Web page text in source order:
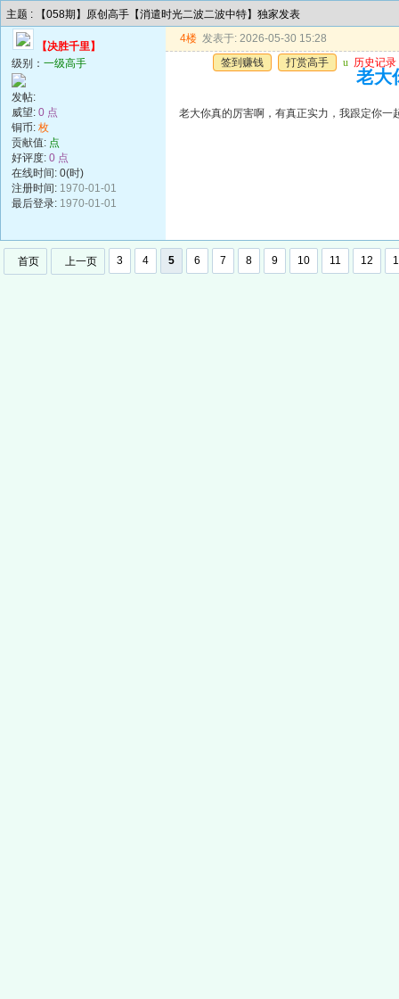
主题 : 【058期】原创高手【消遣时光二波二波中特】独家发表
【决胜千里】
级别： 一级高手
发帖:
威望: 0 点
铜币: 枚
贡献值: 点
好评度: 0 点
在线时间: 0(时)
注册时间: 1970-01-01
最后登录: 1970-01-01
4楼 发表于: 2026-05-30 15:28
签到赚钱
打赏高手 u 历史记录
老大
老大你真的厉害啊，有真正实力，我跟定你一
首页 上一页 3 4 5 6 7 8 9 10 11 12